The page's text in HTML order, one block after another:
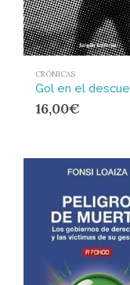
CRÓNICAS
16,00€